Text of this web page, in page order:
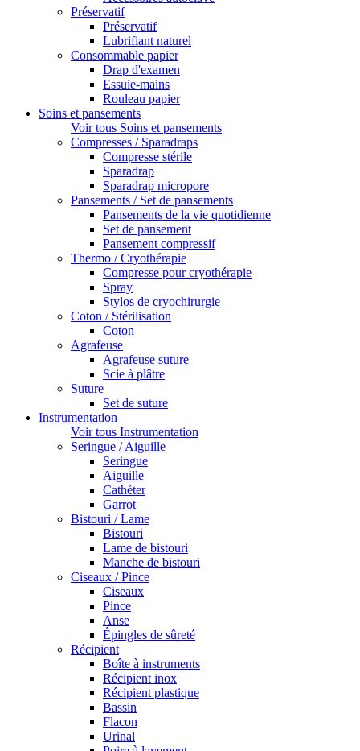
Préservatif
Préservatif
Lubrifiant naturel
Consommable papier
Drap d'examen
Essuie-mains
Rouleau papier
Soins et pansements
Voir tous Soins et pansements
Compresses / Sparadraps
Compresse stérile
Sparadrap
Sparadrap micropore
Pansements / Set de pansements
Pansements de la vie quotidienne
Set de pansement
Pansement compressif
Thermo / Cryothérapie
Compresse pour cryothérapie
Spray
Stylos de cryochirurgie
Coton / Stérilisation
Coton
Agrafeuse
Agrafeuse suture
Scie à plâtre
Suture
Set de suture
Instrumentation
Voir tous Instrumentation
Seringue / Aiguille
Seringue
Aiguille
Cathéter
Garrot
Bistouri / Lame
Bistouri
Lame de bistouri
Manche de bistouri
Ciseaux / Pince
Ciseaux
Pince
Anse
Épingles de sûreté
Récipient
Boîte à instruments
Récipient inox
Récipient plastique
Bassin
Flacon
Urinal